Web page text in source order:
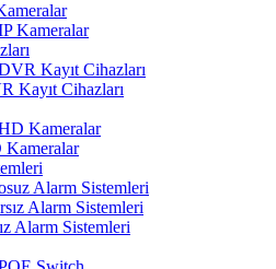
Kameralar
Kayıt Cihazları
Kayıt Cihazları
Kameralar
Kameralar
Alarm Sistemleri
Alarm Sistemleri
Alarm Sistemleri